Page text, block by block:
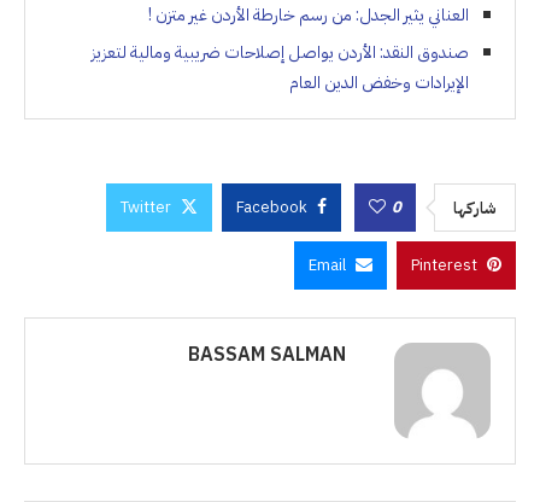
العناني يثير الجدل: من رسم خارطة الأردن غير متزن !
صندوق النقد: الأردن يواصل إصلاحات ضريبية ومالية لتعزيز
الإيرادات وخفض الدين العام
شاركها 0
Facebook
Twitter
Pinterest
Email
BASSAM SALMAN